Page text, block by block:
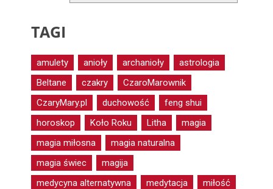
TAGI
amulety anioły archanioły
astrologia
Beltane
czakry
CzaroMarownik
CzaryMary.pl
duchowość
feng shui
horoskop
Koło Roku Litha
magia
magia miłosna
magia naturalna
magia świec
magija
medycyna alternatywna
medytacja
miłość